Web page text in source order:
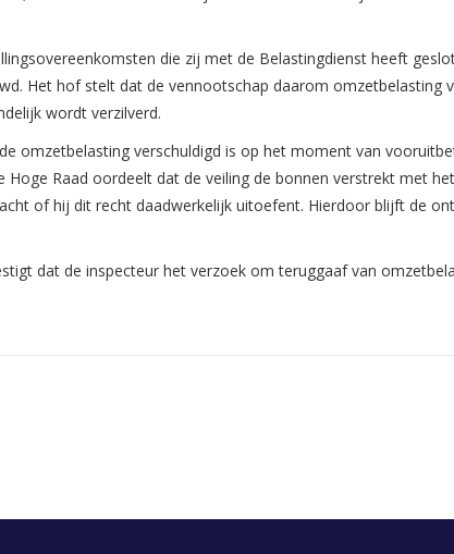
die zij met de Belastingdienst heeft
Het hof stelt dat de vennootschap daarom omzetbelasting
wordt verzilverd.
omzetbelasting verschuldigd is op het moment van
Raad oordeelt dat de veiling de bonnen verstrekt met
of hij dit recht daadwerkelijk uitoefent. Hierdoor blijft de
dat de inspecteur het verzoek om teruggaaf van